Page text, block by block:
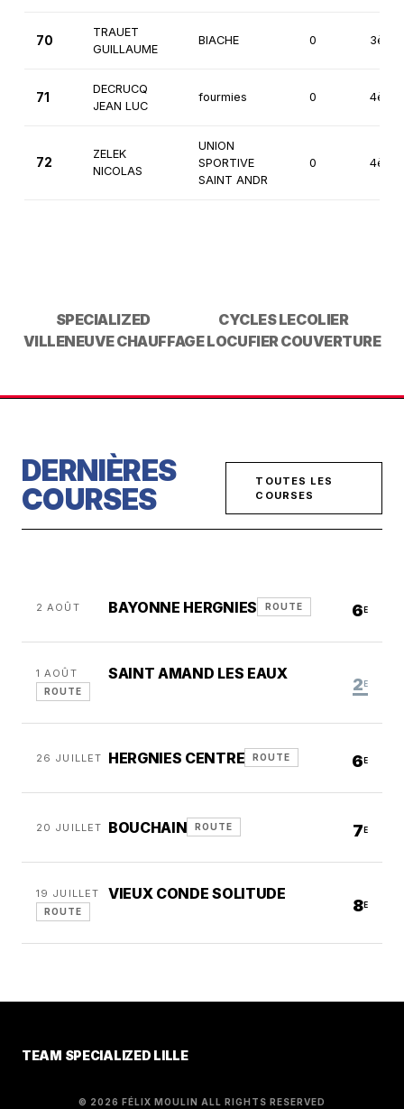
70
TRAUET
GUILLAUME
BIACHE 0 3ème
71
DECRUCQ
JEAN LUC
fourmies 0 4ème
72
ZELEK
NICOLAS
UNION
SPORTIVE
SAINT ANDR
0 4ème
SPECIALIZED
CYCLES LECOLIER
VILLENEUVE CHAUFFAGELOCUFIER COUVERTURE
DERNIÈRES
COURSES
TOUTES LES
COURSES
2 AOÛT BAYONNE HERGNIES ROUTE 6 E
1 AOÛT SAINT AMAND LES EAUX
ROUTE 2 E
26 JUILLET HERGNIES CENTRE ROUTE 6 E
20 JUILLET BOUCHAIN ROUTE 7 E
19 JUILLET VIEUX CONDE SOLITUDE
ROUTE 8E
TEAM SPECIALIZED LILLE
© 2026 FÉLIX MOULIN ALL RIGHTS RESERVED